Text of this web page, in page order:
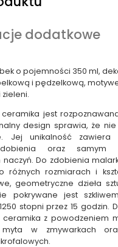
dodatkowe
o pojemności 350 ml,
i pędzelkową,
ceramika jest
design sprawia, że
Jej unikalność zawiera
oraz samym
naczyń. Do zdobienia
różnych rozmiarach i
geometryczne dzieła
pokrywane jest
stopni przez 15 godzin.
ceramika z powodzeniem
myta w zmywarkach